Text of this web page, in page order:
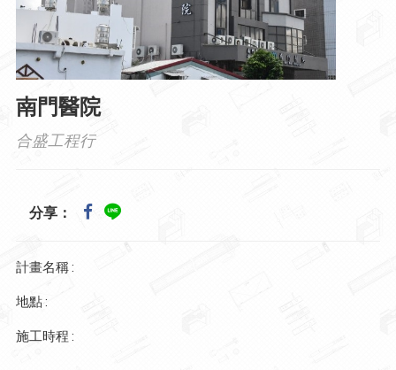
南門醫院
合盛工程行
分享：
計畫名稱 :
地點 :
施工時程 :